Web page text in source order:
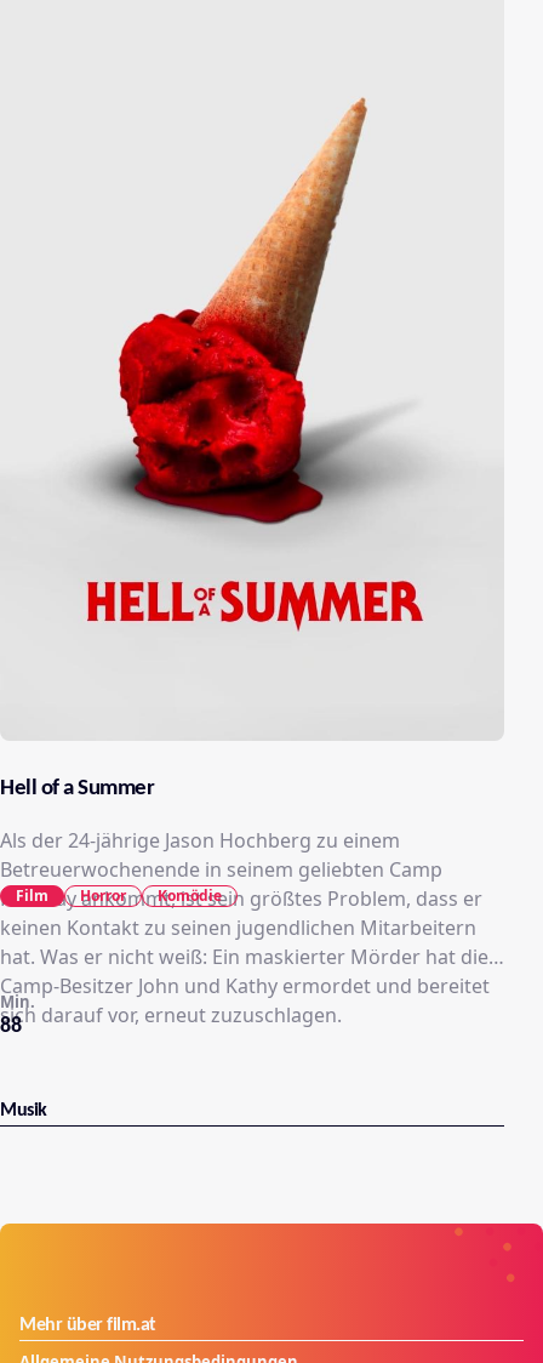
Hell of a Summer
Als der 24-jährige Jason Hochberg zu einem
Betreuerwochenende in seinem geliebten Camp
Pineway ankommt, ist sein größtes Problem, dass er
keinen Kontakt zu seinen jugendlichen Mitarbeitern
hat. Was er nicht weiß: Ein maskierter Mörder hat die
Camp-Besitzer John und Kathy ermordet und bereitet
sich darauf vor, erneut zuzuschlagen.
88
Min.
Film Horror Komödie
Musik
Mehr über film.at